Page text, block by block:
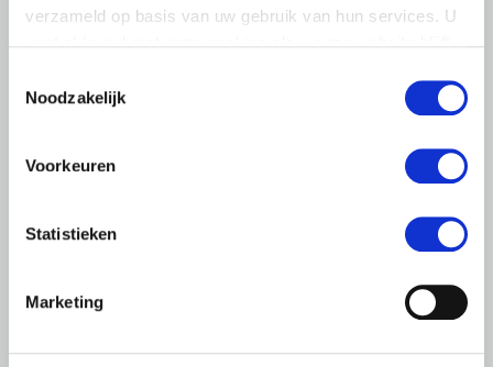
verzameld op basis van uw gebruik van hun services. U
Noodzakelijk
Voorkeuren
Statistieken
Marketing
NOW 2.0 steun in de rug werkgevers
nog eens 4 maanden zou worden verlengd. Werkgevers
met een omzetverlies…
Lees meer